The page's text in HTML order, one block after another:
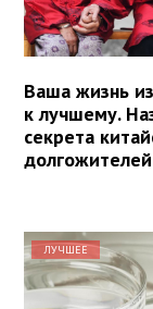
Ваша жизнь
к лучшему.
секрета
долгожителей
ЛУЧШЕЕ